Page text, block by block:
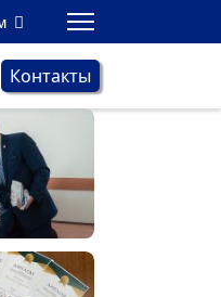
Контакты